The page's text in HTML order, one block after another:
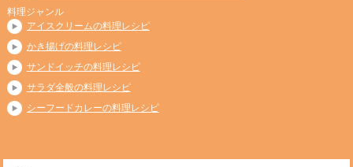
料理ジャンル
アイスクリームの料理レシピ
かき揚げの料理レシピ
サンドイッチの料理レシピ
サラダ全般の料理レシピ
シーフードカレーの料理レシピ